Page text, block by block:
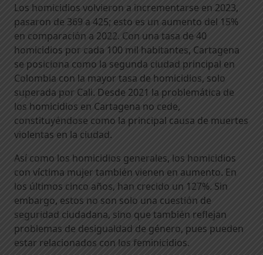
Los homicidios volvieron a incrementarse en 2023,
pasaron de 369 a 425; esto es un aumento del 15%
en comparación a 2022. Con una tasa de 40
homicidios por cada 100 mil habitantes, Cartagena
se posiciona como la segunda ciudad principal en
Colombia con la mayor tasa de homicidios, solo
superada por Cali. Desde 2021 la problemática de
los homicidios en Cartagena no cede,
constituyéndose como la principal causa de muertes
violentas en la ciudad.
Así como los homicidios generales, los homicidios
con víctima mujer también vienen en aumento. En
los últimos cinco años, han crecido un 127%. Sin
embargo, estos no son solo una cuestión de
seguridad ciudadana, sino que también reflejan
problemas de desigualdad de género, pues pueden
estar relacionados con los feminicidios.